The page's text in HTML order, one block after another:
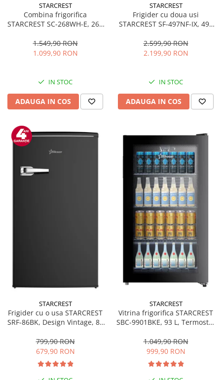
STARCREST
Combina frigorifica
STARCREST SC-268WH-E, 268
Termostat reglabil, Iluminare
LED, Picioare ajustabile, Usi
1.549,90 RON
1.099,90 RON
IN STOC
ADAUGA IN COS
STARCREST
Frigider cu doua usi
STARCREST SF-497NF-IX, 497
Inverter, Clasa E, Display,
Functie super racire, Blocare
2.599,90 RON
2.199,90 RON
IN STOC
ADAUGA IN COS
STARCREST
Frigider cu o usa STARCREST
SRF-86BK, Design Vintage, 85
interioara, H 84 cm, Negru
799,90 RON
679,90 RON
STARCREST
Vitrina frigorifica STARCREST
SBC-9901BKE, 93 L, Termostat
sticla, H 84.5 cm, Negru
1.049,90 RON
999,90 RON